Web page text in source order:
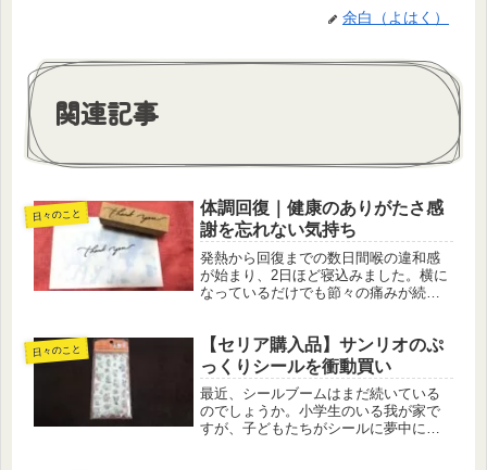
余白（よはく）
関連記事
日々のこと
体調回復｜健康のありがたさ感
謝を忘れない気持ち
発熱から回復までの数日間喉の違和感
が始まり、2日ほど寝込みました。横に
なっているだけでも節々の痛みが続
ようやく熱が下がり、体が少しずつ楽
になってきた今は、まだ頭痛が残るも
の...
日々のこと
【セリア購入品】サンリオのぷ
っくりシールを衝動買い
最近、シールブームはまだ続いている
のでしょうか。小学生のいる我が家で
すが、子どもたちがシールに夢中にな